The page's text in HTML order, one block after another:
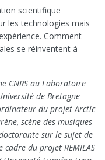
scientifique
les technologies mais
Comment
se réinventent à
CNRS au Laboratoire
de Bretagne
du projet Arctic
scène des musiques
sur le sujet de
du projet REMILAS